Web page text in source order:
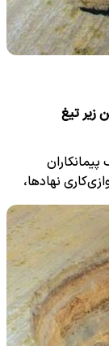
زیر تیغ
نهادها،